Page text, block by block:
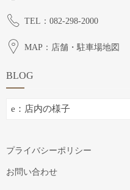
TEL：082-298-2000
MAP：店舗・駐車場地図
BLOG
プライバシーポリシー
お問い合わせ